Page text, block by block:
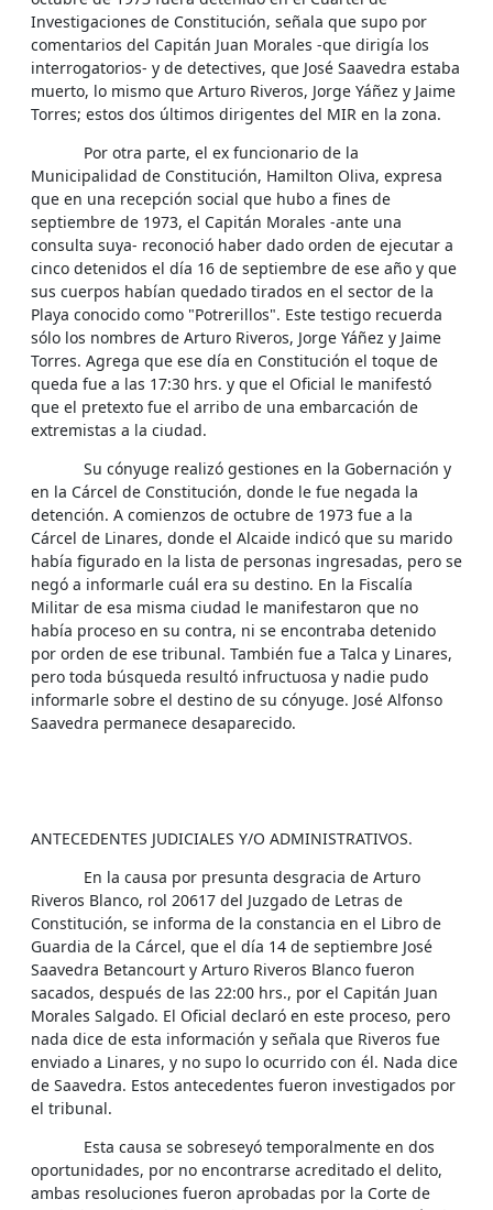
Investigaciones de Constitución, señala que supo por
comentarios del Capitán Juan Morales -que dirigía los
interrogatorios- y de detectives, que José Saavedra estaba
muerto, lo mismo que Arturo Riveros, Jorge Yáñez y Jaime
Torres; estos dos últimos dirigentes del MIR en la zona.
Por otra parte, el ex funcionario de la
Municipalidad de Constitución, Hamilton Oliva, expresa
que en una recepción social que hubo a fines de
septiembre de 1973, el Capitán Morales -ante una
consulta suya- reconoció haber dado orden de ejecutar a
cinco detenidos el día 16 de septiembre de ese año y que
sus cuerpos habían quedado tirados en el sector de la
Playa conocido como "Potrerillos". Este testigo recuerda
sólo los nombres de Arturo Riveros, Jorge Yáñez y Jaime
Torres. Agrega que ese día en Constitución el toque de
queda fue a las 17:30 hrs. y que el Oficial le manifestó
que el pretexto fue el arribo de una embarcación de
extremistas a la ciudad.
Su cónyuge realizó gestiones en la Gobernación y
en la Cárcel de Constitución, donde le fue negada la
detención. A comienzos de octubre de 1973 fue a la
Cárcel de Linares, donde el Alcaide indicó que su marido
había figurado en la lista de personas ingresadas, pero se
negó a informarle cuál era su destino. En la Fiscalía
Militar de esa misma ciudad le manifestaron que no
había proceso en su contra, ni se encontraba detenido
por orden de ese tribunal. También fue a Talca y Linares,
pero toda búsqueda resultó infructuosa y nadie pudo
informarle sobre el destino de su cónyuge. José Alfonso
Saavedra permanece desaparecido.
ANTECEDENTES JUDICIALES Y/O ADMINISTRATIVOS.
En la causa por presunta desgracia de Arturo
Riveros Blanco, rol 20617 del Juzgado de Letras de
Constitución, se informa de la constancia en el Libro de
Guardia de la Cárcel, que el día 14 de septiembre José
Saavedra Betancourt y Arturo Riveros Blanco fueron
sacados, después de las 22:00 hrs., por el Capitán Juan
Morales Salgado. El Oficial declaró en este proceso, pero
nada dice de esta información y señala que Riveros fue
enviado a Linares, y no supo lo ocurrido con él. Nada dice
de Saavedra. Estos antecedentes fueron investigados por
el tribunal.
Esta causa se sobreseyó temporalmente en dos
oportunidades, por no encontrarse acreditado el delito,
ambas resoluciones fueron aprobadas por la Corte de